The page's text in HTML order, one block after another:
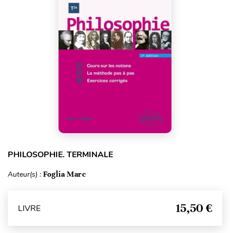
PHILOSOPHIE. TERMINALE
Auteur(s) : Foglia Marc
LIVRE 15,50 €